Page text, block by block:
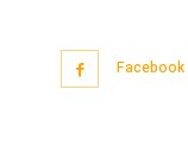
Facebook